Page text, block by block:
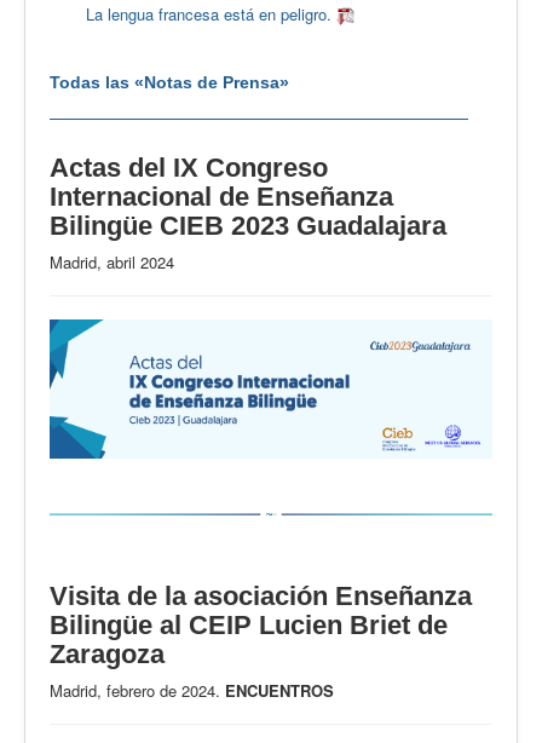
La lengua francesa está en peligro.
Todas las «Notas de Prensa»
Actas del IX Congreso
Internacional de Enseñanza
Bilingüe CIEB 2023 Guadalajara
Madrid, abril 2024
Visita de la asociación Enseñanza
Bilingüe al CEIP Lucien Briet de
Zaragoza
Madrid, febrero de 2024. ENCUENTROS